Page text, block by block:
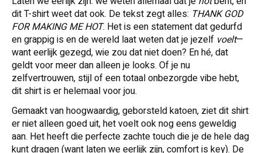
dit T-shirt weet dat ook. De tekst zegt alles: THANK GOD
FOR MAKING ME HOT. Het is een statement dat gedurfd
en grappig is en de wereld laat weten dat je jezelf voelt—
want eerlijk gezegd, wie zou dat niet doen? En hé, dat
geldt voor meer dan alleen je looks. Of je nu
zelfvertrouwen, stijl of een totaal onbezorgde vibe hebt,
dit shirt is er helemaal voor jou.
Gemaakt van hoogwaardig, geborsteld katoen, ziet dit shirt
er niet alleen goed uit, het voelt ook nog eens geweldig
aan. Het heeft die perfecte zachte touch die je de hele dag
kunt dragen (want laten we eerlijk zijn, comfort is key). De